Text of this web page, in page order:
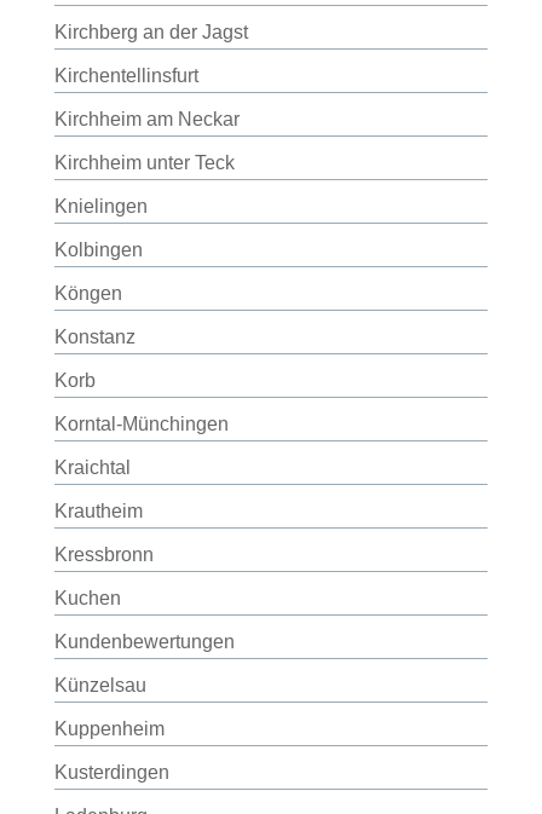
Kirchberg an der Jagst
Kirchentellinsfurt
Kirchheim am Neckar
Kirchheim unter Teck
Knielingen
Kolbingen
Köngen
Konstanz
Korb
Korntal-Münchingen
Kraichtal
Krautheim
Kressbronn
Kuchen
Kundenbewertungen
Künzelsau
Kuppenheim
Kusterdingen